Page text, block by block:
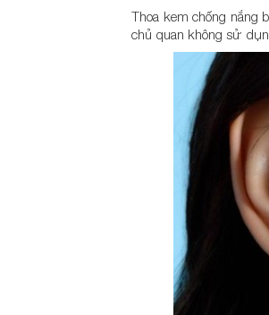
Thoa kem chống nắng
chủ quan không sử